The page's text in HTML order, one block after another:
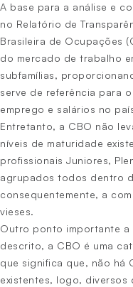
A base para a análise e
no Relatório de
Brasileira de Ocupações
do mercado de trabalho
subfamílias,
serve de referência para
emprego e salários no
Entretanto, a CBO não
níveis de maturidade
profissionais Juniores,
agrupados todos dentro
consequentemente, a
vieses.
Outro ponto importante a
descrito, a CBO é uma
que significa que, não há
existentes, logo, diversos